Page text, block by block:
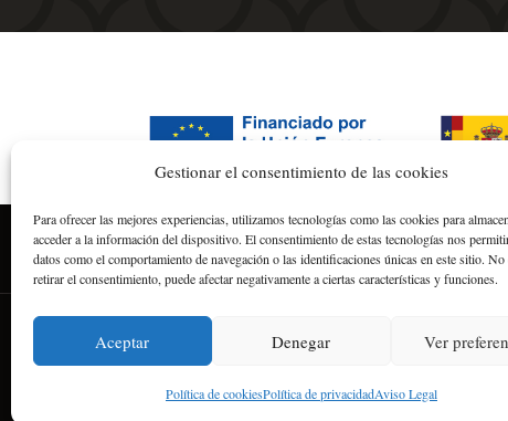
Gestionar el consentimiento de las cookies
Para ofrecer las mejores experiencias, utilizamos tecnologías como las cookies para
acceder a la información del dispositivo. El consentimiento de estas tecnologías nos
datos como el comportamiento de navegación o las identificaciones únicas en este sitio.
retirar el consentimiento, puede afectar negativamente a ciertas características y funciones.
Aceptar Denegar Ver
Política de cookiesPolítica de privacidadAviso Legal
Política de